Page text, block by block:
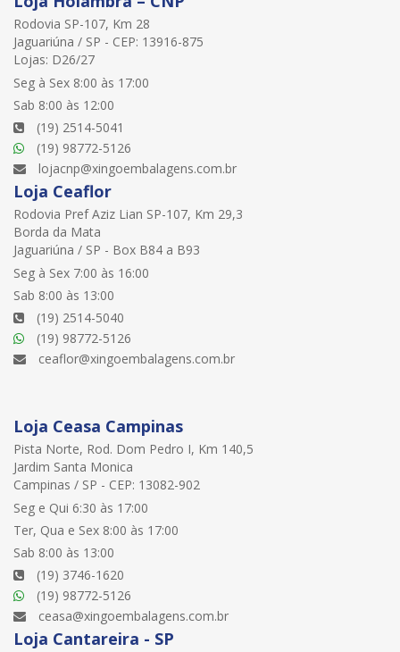
Rodovia SP-107, Km 28
Jaguariúna / SP - CEP: 13916-875
Lojas: D26/27
Seg à Sex 8:00 às 17:00
Sab 8:00 às 12:00
(19) 2514-5041
(19) 98772-5126
lojacnp@xingoembalagens.com.br
Loja Ceaflor
Rodovia Pref Aziz Lian SP-107, Km 29,3
Borda da Mata
Jaguariúna / SP - Box B84 a B93
Seg à Sex 7:00 às 16:00
Sab 8:00 às 13:00
(19) 2514-5040
(19) 98772-5126
ceaflor@xingoembalagens.com.br
Loja Ceasa Campinas
Pista Norte, Rod. Dom Pedro I, Km 140,5
Jardim Santa Monica
Campinas / SP - CEP: 13082-902
Seg e Qui 6:30 às 17:00
Ter, Qua e Sex 8:00 às 17:00
Sab 8:00 às 13:00
(19) 3746-1620
(19) 98772-5126
ceasa@xingoembalagens.com.br
Loja Cantareira - SP